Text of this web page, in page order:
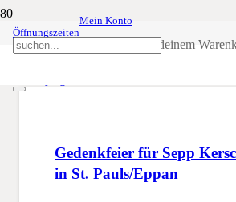
Öffnungszeiten
Mein Konto
wurde deinem
Hansjörg Humer
Gedenkfeier für Sepp
in St. Pauls/Eppan